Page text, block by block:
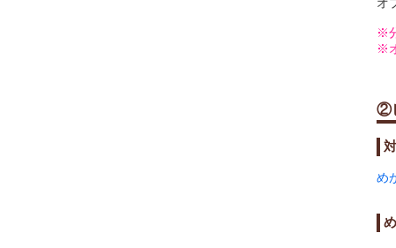
オ
②
め